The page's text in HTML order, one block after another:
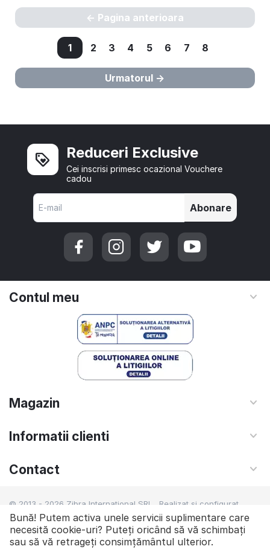
Pagina anterioara
1 2 3 4 5 6 7 8
Urmatorul
Reduceri Exclusive
Cei inscrisi primesc ocazional Vouchere
cadou
Abonare
Contul meu
Magazin
Informatii clienti
Contact
© 2013 - 2026 Zibra International SRL. Realizat si configurat
netSEO - Creare magazin online
Bună! Putem activa unele servicii suplimentare care
necesită cookie-uri? Puteți oricând să vă schimbați
sau să vă retrageți consimțământul ulterior.